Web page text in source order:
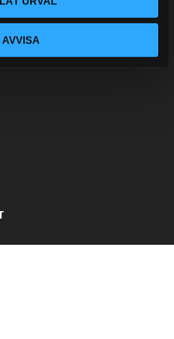
AVVISA
motordelar &
en personlig kundtjänst och
du rätt del för ditt behov utan